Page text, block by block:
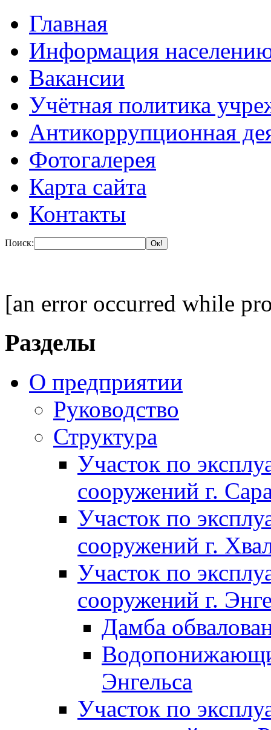
Главная
Информация
Вакансии
Учётная политика
Антикоррупционная
Фотогалерея
Карта сайта
Контакты
Поиск:
[an error occurred while
Разделы
О предприятии
Руководство
Структура
Участок по
сооружений г.
Участок по
сооружений г.
Участок по
сооружений г.
Дамба
Энгельса
Участок по